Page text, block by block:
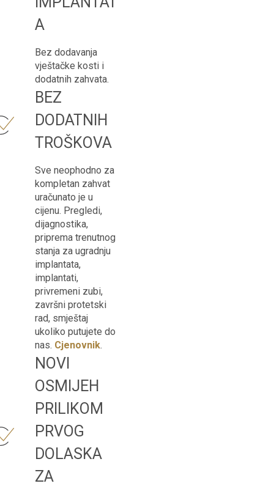
A
Bez dodavanja
vještačke kosti i
dodatnih zahvata.
BEZ
DODATNIH
TROŠKOVA
Sve neophodno za
kompletan zahvat
uračunato je u
cijenu. Pregledi,
dijagnostika,
priprema trenutnog
stanja za ugradnju
implantata,
implantati,
privremeni zubi,
završni protetski
rad, smještaj
ukoliko putujete do
nas. Cjenovnik.
NOVI
OSMIJEH
PRILIKOM
PRVOG
DOLASKA
ZA